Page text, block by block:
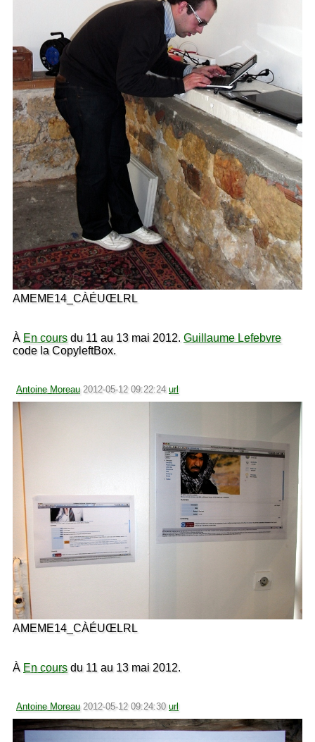
AMEME14_CÀÉUŒLRL
À En coursdu 11 au 13 mai 2012. Guillaume Lefebvre
code la CopyleftBox.
Antoine Moreau 2012-05-12 09:22:24 url
AMEME14_CÀÉUŒLRL
À En coursdu 11 au 13 mai 2012.
Antoine Moreau 2012-05-12 09:24:30 url